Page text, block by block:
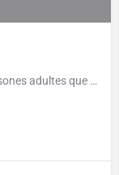
Estudis que tenen com a objectiu que les persones adultes que ho necessitin assoleixin un grau de competència…